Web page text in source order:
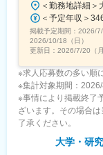
掲載予定期間： 2026/7/
2026/10/18（日）
更新日： 2026/7/20（月
※求人応募数の多い順
※集計対象期間：
※事情により掲載終了
ざいます。その場合
了承ください。
大学・研